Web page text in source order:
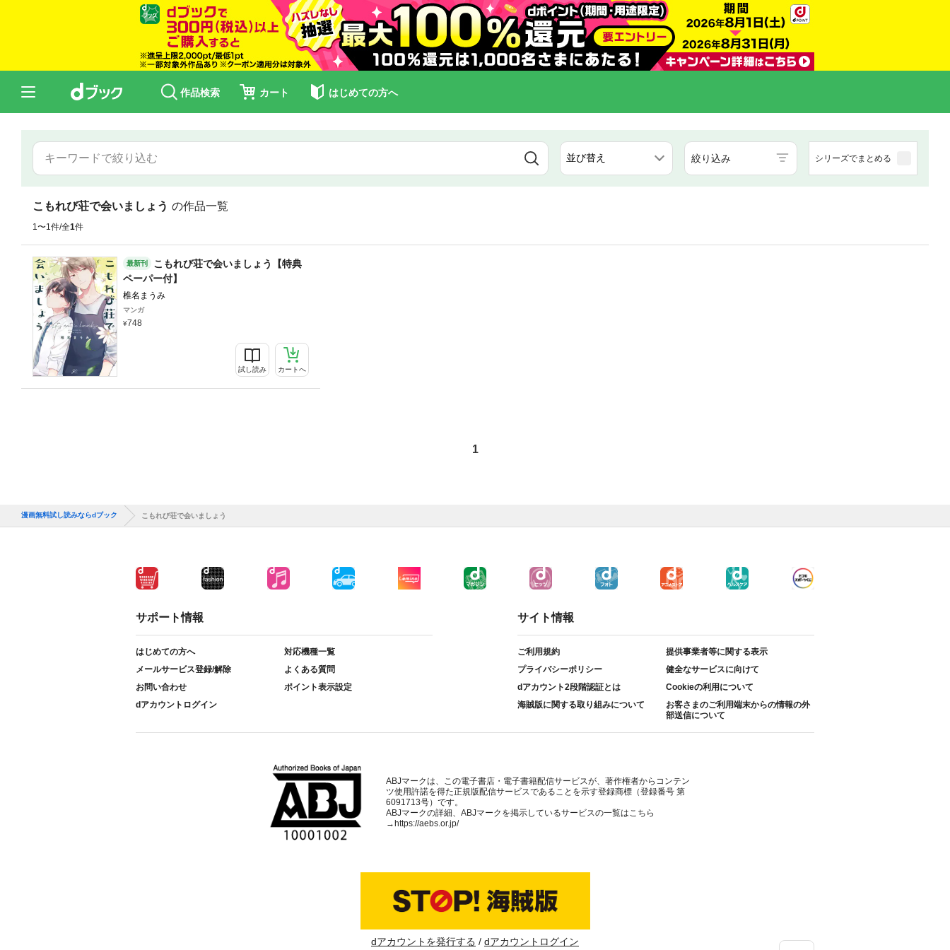
作品検索 カート はじめての方へ
絞り込み シリーズでまとめる
こもれび荘で会いましょう の作品一覧
1〜1件/全1件
最新刊
こもれび荘で会いましょう【特典
ペーパー付】
椎名まうみ
マンガ
748
試し読み カートへ
1
漫画無料試し読みならdブック こもれび荘で会いましょう
サポート情報
はじめての方へ
対応機種一覧
メールサービス登録/解除
よくある質問
お問い合わせ
ポイント表示設定
dアカウントログイン
サイト情報
ご利用規約
提供事業者等に関する表示
プライバシーポリシー
健全なサービスに向けて
dアカウント2段階認証とは
Cookieの利用について
海賊版に関する取り組みについて
お客さまのご利用端末からの情報の外
部送信について
ABJマークは、この電子書店・電子書籍配信サービスが、著作権者からコンテン
ツ使用許諾を得た正規版配信サービスであることを示す登録商標（登録番号 第
6091713号）です。
ABJマークの詳細、ABJマークを掲示しているサービスの一覧はこちら
→https://aebs.or.jp/
dアカウントを発行する dアカウントログイン